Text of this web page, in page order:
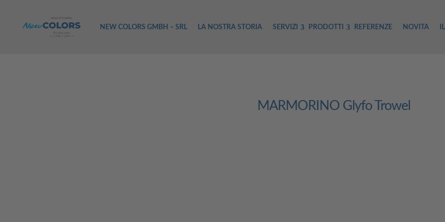
NEW COLORS GMBH – SRL LA NOSTRA STORIA SERVIZI PRODOTTI REFERENZE NOVITA
MARMORINO Glyfo Trowel